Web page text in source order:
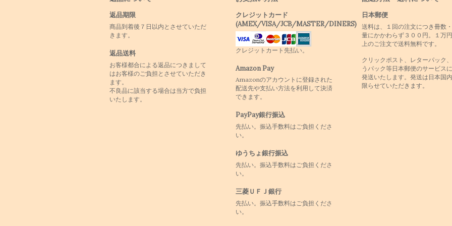
返品期限
商品到着後７日以内とさせていただ
きます。
返品送料
お客様都合による返品につきまして
はお客様のご負担とさせていただき
ます。
不良品に該当する場合は当方で負担
いたします。
クレジットカード
(AMEX/VISA/JCB/MASTER/DINERS)
クレジットカート先払い。
Amazon Pay
Amazonのアカウントに登録された
配送先や支払い方法を利用して決済
できます。
PayPay銀行振込
先払い。振込手数料はご負担くださ
い。
ゆうちょ銀行振込
先払い。振込手数料はご負担くださ
い。
三菱ＵＦＪ銀行
先払い。振込手数料はご負担くださ
い。
日本郵便
送料は、１回の注文につき冊数
量にかかわらず３００円。１万
上のご注文で送料無料です。
クリックポスト、レターパック
うパック等日本郵便のサービス
発送いたします。発送は日本国
限らせていただきます。